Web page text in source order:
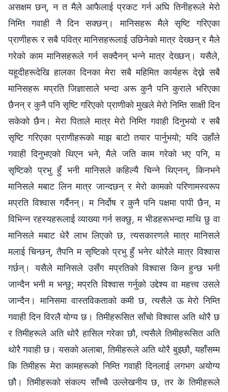
असक्षम छन्, न त मैले आफैलाई प्रकट गर्न अघि तिनीहरूले मेरो
निम्ति गवाही नै दिन सक्छन्। मानिसहरू मैले सृष्टि गरिएका
प्राणीहरू र सबै पवित्र मानिसहरूलाई उछिनेको मात्र देख्छन् र मैले
गरेको काम मानिसहरूले गर्न सक्दैनन् भन्‍ने मात्र देख्छन्। यसैले,
यहूदीहरूदेखि हालका दिनका मेरा सबै महिमित कार्यहरू देख्ने सबै
मानिसहरू मप्रति जिज्ञासाले भन्दा अरू कुनै पनि कुराले भरिएका
छैनन् र कुनै पनि सृष्टि गरिएको प्राणीको मुखले मेरो निम्ति साक्षी दिन
सकेको छैन। मेरा पिताले मात्र मेरो निम्ति गवाही दिनुभयो र सबै
सृष्टि गरिएका प्राणीहरूको माझ बाटो तयार पार्नुभयो; यदि उहाँले
गवाही दिनुभएको थिएन भने, मैले जति काम गरेको भए पनि, म
सृष्टिको प्रभु हुँ भनी मानिसले कहिल्यै चिन्ने थिएनन्, किनभने
मानिसले मबाट लिन मात्र जान्दछन् र मेरो कामको परिणामस्वरूप
मप्रति विश्‍वास गर्दैनन्। म निर्दोष र कुनै पनि पक्षमा पापी छैन, म
विभिन्‍न रहस्यहरूलाई व्याख्या गर्न सक्छु, म भीडहरूभन्दा माथि छु वा
मानिसले मबाट धेरै लाभ लिएको छ, त्यसकारणले मात्र मानिसले
मलाई चिन्छन्, तैपनि म सृष्टिको प्रभु हुँ भनेर थोरैले मात्र विश्‍वास
गर्छन्। यसैले मानिसले उसँग मप्रतिको विश्‍वास किन हुन्छ भनी
जान्दैन भनी म भन्छु; मप्रति विश्‍वास गर्नुको उद्देश्य वा महत्त्व उसले
जान्दैन। मानिसमा वास्तविकताको कमी छ, त्यसैले ऊ मेरो निम्ति
गवाही दिन विरलै योग्य छ। तिमीहरूसित साँचो विश्‍वास अति थोरै छ
र तिमीहरूले अति थोरै हासिल गरेका छौ, त्यसैले तिमीहरूसित अति
थोरै गवाही छ। यसको अलाबा, तिमीहरूले अति थोरै बुझ्छौ, यहाँसम्‍म
कि तिमीहरू मेरा कामहरूको निम्ति गवाही दिनलाई लगभग अयोग्य
छौ। तिमीहरूको संकल्प साँच्चै उल्‍लेखनीय छ, तर के तिमीहरूले